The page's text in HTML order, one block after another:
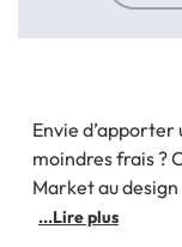
Envie
moindres frais ?
Market au
votre table, ils
...Lire plus